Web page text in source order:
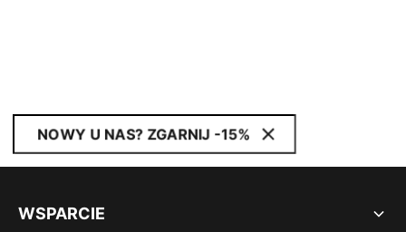
NOWY U NAS? ZGARNIJ -15%
WSPARCIE